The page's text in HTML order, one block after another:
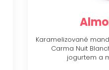
Karamelizované
Carma Nuit
jogurtem a